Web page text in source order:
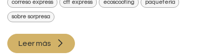
correso express ctt express ecoscooting paqueteria
sobre sorpresa
Leer más